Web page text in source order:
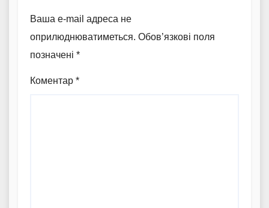
Ваша e-mail адреса не
оприлюднюватиметься. Обов’язкові поля
позначені *
Коментар *